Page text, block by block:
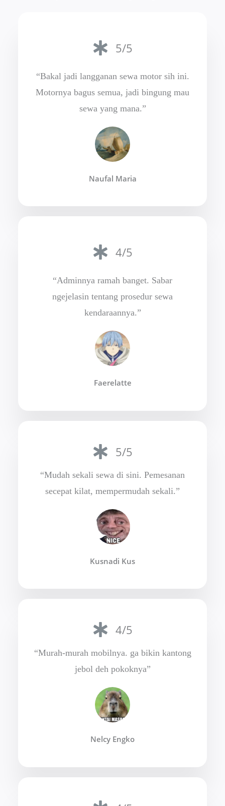
5/5
“Bakal jadi langganan sewa motor sih ini.
Motornya bagus semua, jadi bingung mau
sewa yang mana.”
Naufal Maria
4/5
“Adminnya ramah banget. Sabar
ngejelasin tentang prosedur sewa
kendaraannya.”
Faerelatte
5/5
“Mudah sekali sewa di sini. Pemesanan
secepat kilat, mempermudah sekali.”
Kusnadi Kus
4/5
“Murah-murah mobilnya. ga bikin kantong
jebol deh pokoknya”
Nelcy Engko